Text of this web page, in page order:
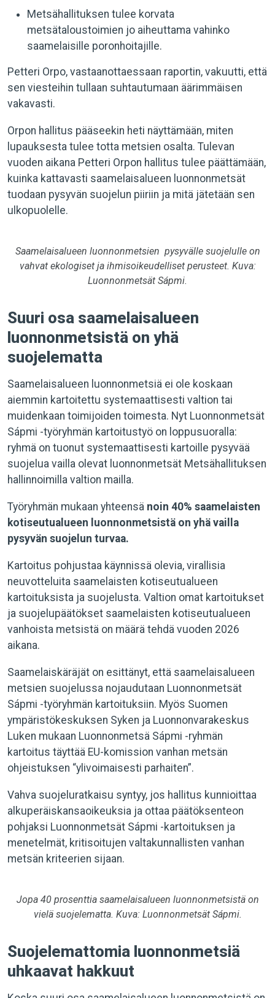
Metsähallituksen tulee korvata
metsätaloustoimien jo aiheuttama vahinko
saamelaisille poronhoitajille.
Petteri Orpo, vastaanottaessaan raportin, vakuutti, että
sen viesteihin tullaan suhtautumaan äärimmäisen
vakavasti.
Orpon hallitus pääseekin heti näyttämään, miten
lupauksesta tulee totta metsien osalta. Tulevan
vuoden aikana Petteri Orpon hallitus tulee päättämään,
kuinka kattavasti saamelaisalueen luonnonmetsät
tuodaan pysyvän suojelun piiriin ja mitä jätetään sen
ulkopuolelle.
Saamelaisalueen luonnonmetsien pysyvälle suojelulle on
vahvat ekologiset ja ihmisoikeudelliset perusteet. Kuva:
Luonnonmetsät Sápmi.
Suuri osa saamelaisalueen
luonnonmetsistä on yhä
suojelematta
Saamelaisalueen luonnonmetsiä ei ole koskaan
aiemmin kartoitettu systemaattisesti valtion tai
muidenkaan toimijoiden toimesta. Nyt Luonnonmetsät
Sápmi -työryhmän kartoitustyö on loppusuoralla:
ryhmä on tuonut systemaattisesti kartoille pysyvää
suojelua vailla olevat luonnonmetsät Metsähallituksen
hallinnoimilla valtion mailla.
Työryhmän mukaan yhteensä noin 40% saamelaisten
kotiseutualueen luonnonmetsistä on yhä vailla
pysyvän suojelun turvaa.
Kartoitus pohjustaa käynnissä olevia, virallisia
neuvotteluita saamelaisten kotiseutualueen
kartoituksista ja suojelusta. Valtion omat kartoitukset
ja suojelupäätökset saamelaisten kotiseutualueen
vanhoista metsistä on määrä tehdä vuoden 2026
aikana.
Saamelaiskäräjät on esittänyt, että saamelaisalueen
metsien suojelussa nojaudutaan Luonnonmetsät
Sápmi -työryhmän kartoituksiin. Myös Suomen
ympäristökeskuksen Syken ja Luonnonvarakeskus
Luken mukaan Luonnonmetsä Sápmi -ryhmän
kartoitus täyttää EU-komission vanhan metsän
ohjeistuksen “ylivoimaisesti parhaiten”.
Vahva suojeluratkaisu syntyy, jos hallitus kunnioittaa
alkuperäiskansaoikeuksia ja ottaa päätöksenteon
pohjaksi Luonnonmetsät Sápmi -kartoituksen ja
menetelmät, kritisoitujen valtakunnallisten vanhan
metsän kriteerien sijaan.
Jopa 40 prosenttia saamelaisalueen luonnonmetsistä on
vielä suojelematta. Kuva: Luonnonmetsät Sápmi.
Suojelemattomia luonnonmetsiä
uhkaavat hakkuut